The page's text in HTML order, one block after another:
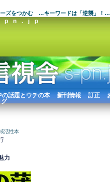
ーズをつかむ …キーワードは「逆襲」！…
pn.jp
の話題とウチの本 新刊情報 訂正
活性本
力